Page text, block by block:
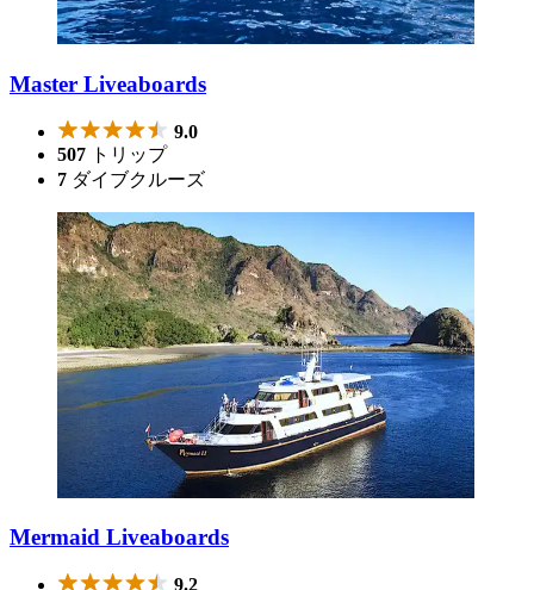
Master Liveaboards
9.0
507 トリップ
7 ダイブクルーズ
Mermaid Liveaboards
9.2